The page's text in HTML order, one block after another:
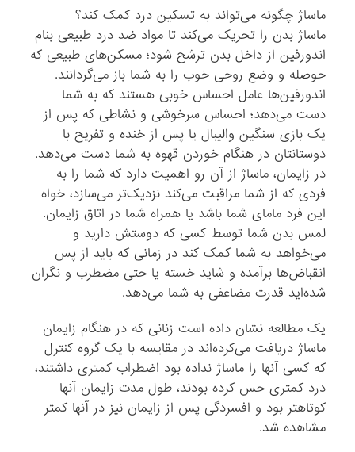
ماساژ چگونه می‌تواند به تسکین درد کمک کند؟
ماساژ بدن را تحریک می‌کند تا مواد ضد درد طبیعی بنام
اندورفین از داخل بدن ترشح شود؛ مسکن‌های طبیعی که
حوصله و وضع روحی خوب را به شما باز می‌گردانند.
اندورفین‌ها عامل احساس خوبی هستند که به شما
دست می‌دهد؛ احساس سرخوشی و نشاطی که پس از
یک بازی سنگین والیبال یا پس از خنده و تفریح با
دوستانتان در هنگام خوردن قهوه به شما دست می‌دهد.
در زایمان، ماساژ از آن رو اهمیت دارد که شما را به
فردی که از شما مراقبت می‌کند نزدیک‌تر می‌سازد، خواه
این فرد مامای شما باشد یا همراه شما در اتاق زایمان.
لمس بدن شما توسط کسی که دوستش دارید و
می‌خواهد به شما کمک کند در زمانی که باید از پس
انقباض‌ها برآمده و شاید خسته یا حتی مضطرب و نگران
شده‌اید قدرت مضاعفی به شما می‌دهد.
یک مطالعه نشان داده است زنانی که در هنگام زایمان
ماساژ دریافت می‌کرده‌اند در مقایسه با یک گروه کنترل
که کسی آنها را ماساژ نداده بود اضطراب کمتری داشتند،
درد کمتری حس کرده بودند، طول مدت زایمان آنها
کوتاهتر بود و افسردگی پس از زایمان نیز در آنها کمتر
مشاهده ‌شد.